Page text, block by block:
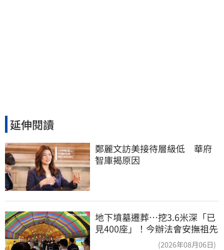
延伸閱讀
鄭麗文訪美接待層級低　華府
智庫揭原因
地下墳墓遷葬…挖3.6米深「已
見400座」！今辦法會安撫祖先
(2026年08月06日)